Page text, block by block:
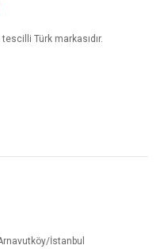
Türk markasıdır.
İstanbul